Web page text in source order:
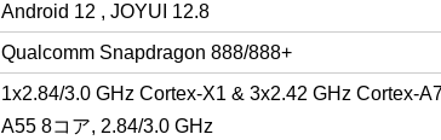
Android 12 , JOYUI 12.8
Qualcomm Snapdragon 888/888+
1x2.84/3.0 GHz Cortex-X1 & 3x2.42 GHz Cortex-
A55 8コア, 2.84/3.0 GHz